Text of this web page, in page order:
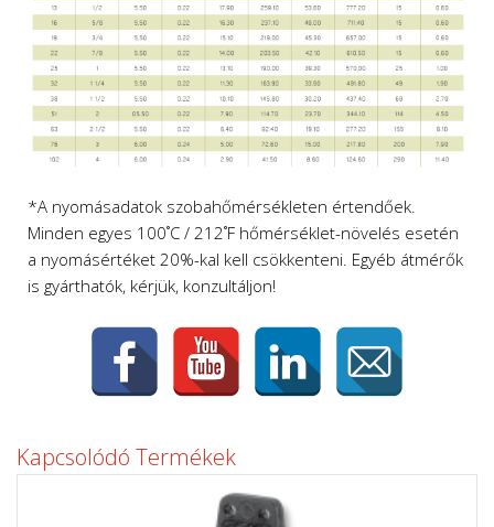
*A nyomásadatok szobahőmérsékleten értendőek.
Minden egyes 100˚C / 212˚F hőmérséklet-növelés esetén
a nyomásértéket 20%-kal kell csökkenteni. Egyéb átmérők
is gyárthatók, kérjük, konzultáljon!
Kapcsolódó Termékek